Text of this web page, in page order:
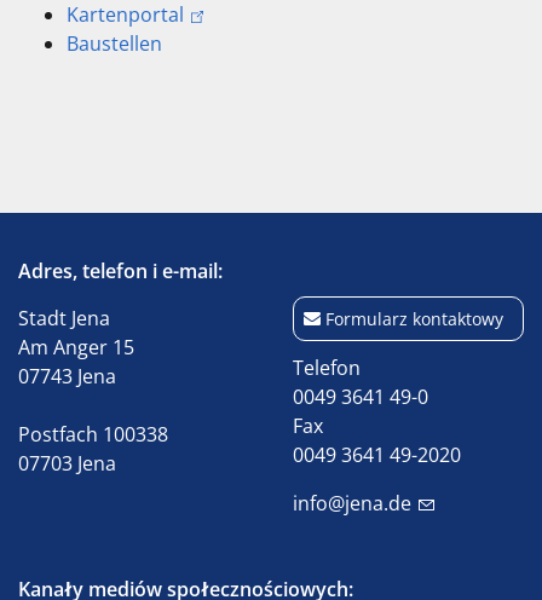
Kartenportal
Baustellen
Adres, telefon i e-mail:
Stadt Jena
Am Anger 15
07743 Jena
Postfach 100338
07703 Jena
Formularz kontaktowy
Telefon
0049 3641 49-0
Fax
0049 3641 49-2020
info@jena.de
Kanały mediów społecznościowych: